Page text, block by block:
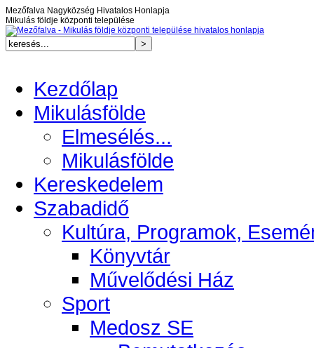
Mezőfalva Nagyközség Hivatalos Honlapja
Mikulás földje központi települése
Kezdőlap
Mikulásfölde
Elmesélés...
Mikulásfölde
Kereskedelem
Szabadidő
Kultúra, Programok,
Könyvtár
Művelődési Ház
Sport
Medosz SE